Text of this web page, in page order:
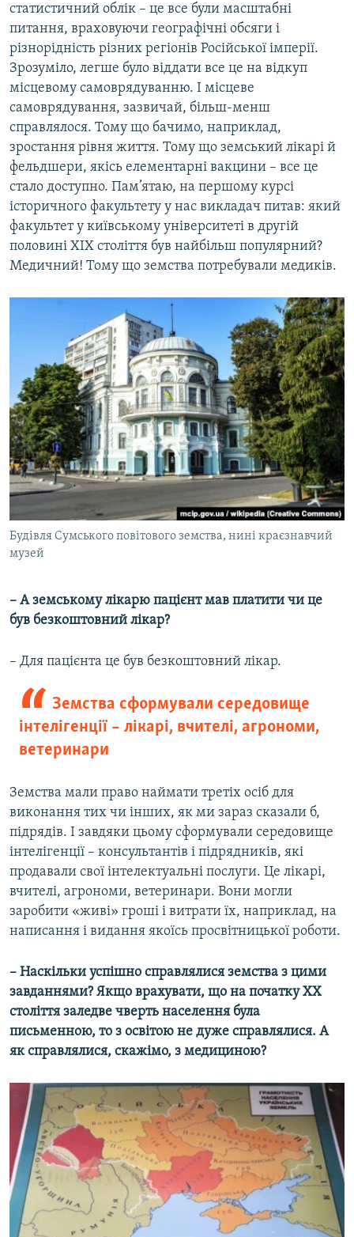
статистичний облік – це все були масштабні
питання, враховуючи географічні обсяги і
різнорідність різних регіонів Російської імперії.
Зрозуміло, легше було віддати все це на відкуп
місцевому самоврядуванню. І місцеве
самоврядування, зазвичай, більш-менш
справлялося. Тому що бачимо, наприклад,
зростання рівня життя. Тому що земський лікарі й
фельдшери, якісь елементарні вакцини – все це
стало доступно. Пам’ятаю, на першому курсі
історичного факультету у нас викладач питав: який
факультет у київському університеті в другій
половині ХІХ століття був найбільш популярний?
Медичний! Тому що земства потребували медиків.
Будівля Сумського повітового земства, нині краєзнавчий
музей
– А земському лікарю пацієнт мав платити чи це
був безкоштовний лікар?
– Для пацієнта це був безкоштовний лікар.
Земства сформували середовище
інтелігенції – лікарі, вчителі, агрономи,
ветеринари
Земства мали право наймати третіх осіб для
виконання тих чи інших, як ми зараз сказали б,
підрядів. І завдяки цьому сформували середовище
інтелігенції – консультантів і підрядників, які
продавали свої інтелектуальні послуги. Це лікарі,
вчителі, агрономи, ветеринари. Вони могли
заробити «живі» гроші і витрати їх, наприклад, на
написання і видання якоїсь просвітницької роботи.
– Наскільки успішно справлялися земства з цими
завданнями? Якщо врахувати, що на початку ХХ
століття заледве чверть населення була
письменною, то з освітою не дуже справлялися. А
як справлялися, скажімо, з медициною?